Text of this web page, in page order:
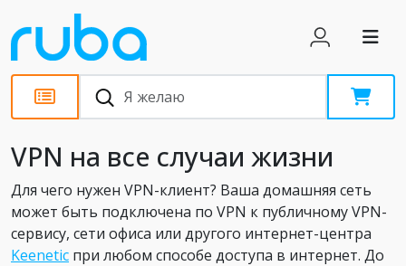
Статьи
VPN на все случаи жизни
Для чего нужен VPN-клиент? Ваша домашняя сеть
может быть подключена по VPN к публичному VPN-
сервису, сети офиса или другого интернет-центра
Keenetic при любом способе доступа в интернет. До